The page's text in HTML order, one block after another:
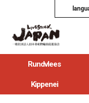
Rundvlees
Kippenei